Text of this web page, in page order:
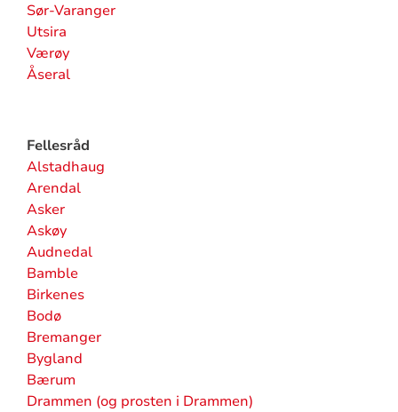
Sør-Varanger
Utsira
Værøy
Åseral
Fellesråd
Alstadhaug
Arendal
Asker
Askøy
Audnedal
Bamble
Birkenes
Bodø
Bremanger
Bygland
Bærum
Drammen (og prosten i Drammen)